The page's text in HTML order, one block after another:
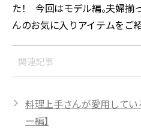
た！ 今回はモデル編。夫婦揃
んのお気に入りアイテムをご
関連記事
料理上手さんが愛用してい
ー編】